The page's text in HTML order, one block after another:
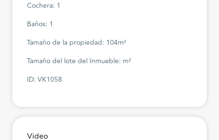
Cochera: 1
Baños: 1
Tamaño de la propiedad: 104m²
Tamaño del lote del Inmueble: m²
ID: VK1058
Video